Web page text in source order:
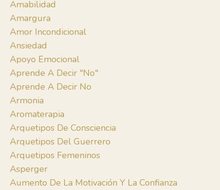
Amabilidad
Amargura
Amor Incondicional
Ansiedad
Apoyo Emocional
Aprende A Decir "no"
Aprende A Decir No
Armonia
Aromaterapia
Arquetipos De Consciencia
Arquetipos Del Guerrero
Arquetipos Femeninos
Asperger
Aumento De La Motivación Y La Confianza